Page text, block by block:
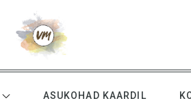
ASUKOHAD KAARDIL